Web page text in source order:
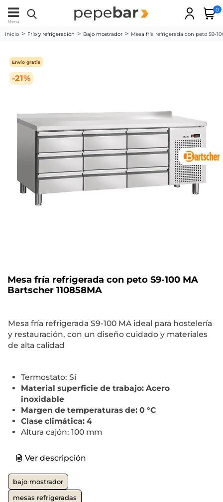
Menu
0
Inicio Frío y refrigeración Bajo mostrador Mesa fría refrigerada con peto S9-
-21%
Envío gratis
Mesa fría refrigerada con peto S9-100 MA
Bartscher 110858MA
Mesa fría refrigerada S9-100 MA ideal para hostelería
y restauración, con un diseño cuidado y materiales
de alta calidad
Termostato: Sí
Material superficie de trabajo: Acero
inoxidable
Margen de temperaturas de: 0 °C
Clase climática: 4
Altura cajón: 100 mm
Ver descripción
bajo mostrador
mesas refrigeradas